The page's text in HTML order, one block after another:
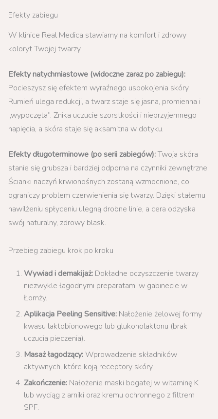
Efekty zabiegu
W klinice Real Medica stawiamy na komfort i zdrowy
koloryt Twojej twarzy.
Efekty natychmiastowe (widoczne zaraz po zabiegu):
Pocieszysz się efektem wyraźnego uspokojenia skóry.
Rumień ulega redukcji, a twarz staje się jasna, promienna i
„wypoczęta”. Znika uczucie szorstkości i nieprzyjemnego
napięcia, a skóra staje się aksamitna w dotyku.
Efekty długoterminowe (po serii zabiegów):Twoja skóra
stanie się grubsza i bardziej odporna na czynniki zewnętrzne.
Ścianki naczyń krwionośnych zostaną wzmocnione, co
ograniczy problem czerwienienia się twarzy. Dzięki stałemu
nawilżeniu spłyceniu ulegną drobne linie, a cera odzyska
swój naturalny, zdrowy blask.
Przebieg zabiegu krok po kroku
Wywiad i demakijaż: Dokładne oczyszczenie twarzy
niezwykle łagodnymi preparatami w gabinecie w
Łomży.
Aplikacja Peeling Sensitive: Nałożenie żelowej formy
kwasu laktobionowego lub glukonolaktonu (brak
uczucia pieczenia).
Masaż łagodzący:Wprowadzenie składników
aktywnych, które koją receptory skóry.
Zakończenie: Nałożenie maski bogatej w witaminę K
lub wyciąg z arniki oraz kremu ochronnego z filtrem
SPF.